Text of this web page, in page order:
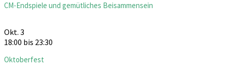
CM-Endspiele und gemütliches Beisammensein
Okt. 3
18:00 bis 23:30
Oktoberfest